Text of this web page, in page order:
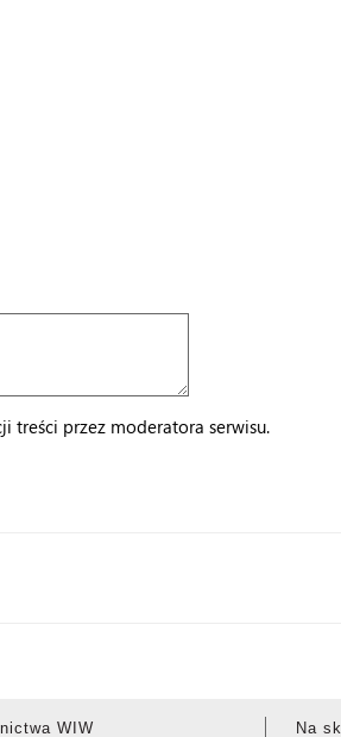
treści przez moderatora serwisu.
WIW Na